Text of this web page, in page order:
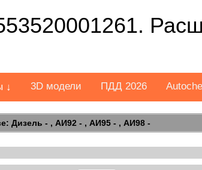
↓ 3D модели ПДД 2026
Дизель - , АИ92 - , АИ95 - , АИ98 -